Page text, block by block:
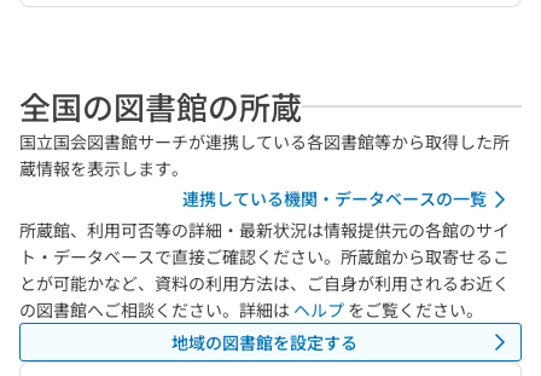
全国の図書館の所蔵
国立国会図書館サーチが連携している各図書館等から取得した所
蔵情報を表示します。
連携している機関・データベースの一覧
所蔵館、利用可否等の詳細・最新状況は情報提供元の各館のサイ
ト・データベースで直接ご確認ください。所蔵館から取寄せるこ
とが可能かなど、資料の利用方法は、ご自身が利用されるお近く
の図書館へご相談ください。詳細は ヘルプ をご覧ください。
地域の図書館を設定する